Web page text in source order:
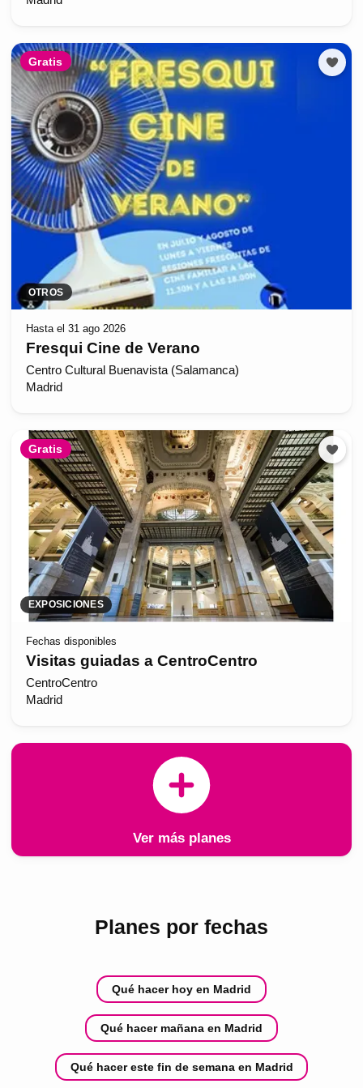
Gratis
OTROS
Hasta el 31 ago 2026
Fresqui Cine de Verano
Centro Cultural Buenavista (Salamanca)
Madrid
Gratis
EXPOSICIONES
Fechas disponibles
Visitas guiadas a CentroCentro
CentroCentro
Madrid
Ver más planes
Planes por fechas
Qué hacer hoy en Madrid
Qué hacer mañana en Madrid
Qué hacer este fin de semana en Madrid